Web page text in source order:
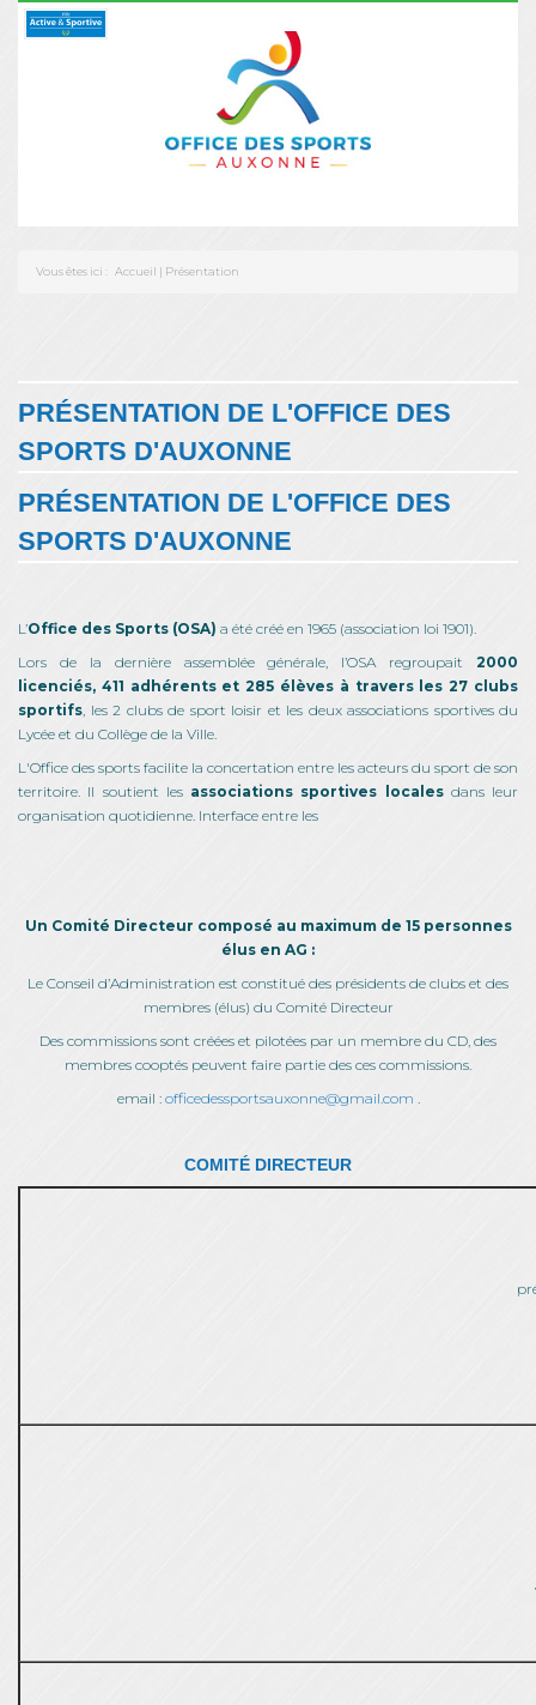
Vous êtes ici : Accueil | Présentation
PRÉSENTATION DE L'OFFICE DES
SPORTS D'AUXONNE
PRÉSENTATION DE L'OFFICE DES
SPORTS D'AUXONNE
L’Office des Sports (OSA) a été créé en 1965 (association loi 1901).
Lors de la dernière assemblée générale, l’OSA regroupait 2000
licenciés, 411 adhérents et 285 élèves à travers les 27 clubs
sportifs , les 2 clubs de sport loisir et les deux associations sportives du
Lycée et du Collège de la Ville.
L'Office des sports facilite la concertation entre les acteurs du sport de son
territoire. Il soutient les associations sportives localesdans leur
organisation quotidienne. Interface entre les
Un Comité Directeur composé au maximum de 15 personnes
élus en AG :
Le Conseil d’Administration est constitué des présidents de clubs et des
membres (élus) du Comité Directeur
Des commissions sont créées et pilotées par un membre du CD, des
membres cooptés peuvent faire partie des ces commissions.
email : officedessportsauxonne@gmail.com
COMITÉ DIRECTEUR